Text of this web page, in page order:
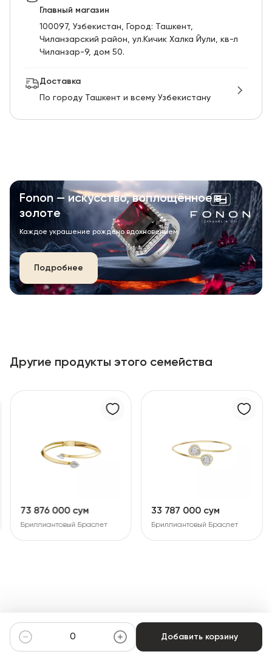
Главный магазин
100097, Узбекистан, Город: Ташкент,
Чиланзарский pайон, ул.Кичик Халка Йули, кв-л
Чиланзар-9, дом 50.
Доставка
По городу Ташкент и всему Узбекистану
Добавить корзину
Fonon — искусство, воплощённое в
золоте
Каждое украшение рождено вдохновением.
Подробнее
Другие продукты этого семейства
73 876 000 сум
Бриллиантовый Браслет
33 787 000 сум
Бриллиантовый Браслет